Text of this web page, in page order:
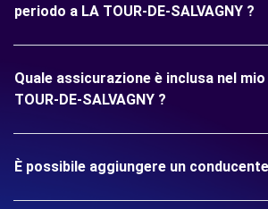
periodo a LA TOUR-DE-SALVAGNY ?
Quale assicurazione è inclusa nel
TOUR-DE-SALVAGNY ?
È possibile aggiungere un